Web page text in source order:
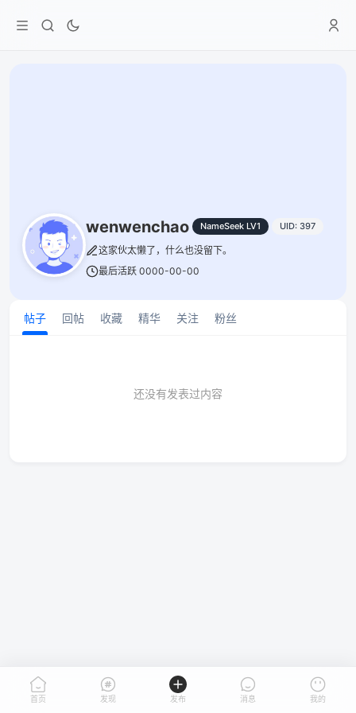
wenwenchao NameSeek LV1 UID: 397
这家伙太懒了，什么也没留下。
最后活跃 0000-00-00
帖子 回帖 收藏 精华 关注 粉丝
还没有发表过内容
首页 发现 发布 消息 我的